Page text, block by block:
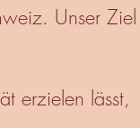
Unser Ziel
erzielen lässt,